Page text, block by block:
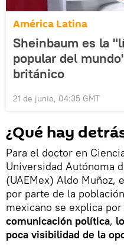
América Latina
Sheinbaum es la
popular del
británico
21 de junio, 04:35 GMT
¿Qué hay
Para el doctor en
Universidad Autónoma
(UAEMex) Aldo Muñoz,
por parte de la
mexicano se explica
comunicación política,
poca visibilidad de la